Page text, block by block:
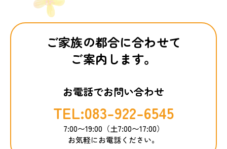
ご家族の都合に合わせて
ご案内します。
お電話でお問い合わせ
TEL:083-922-6545
7:00〜19:00（土7:00〜17:00）
お気軽にお電話ください。